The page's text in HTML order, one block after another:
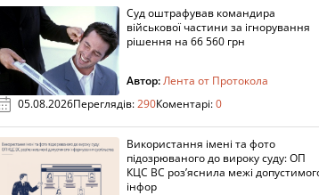
Суд оштрафував командира
військової частини за ігнорування
рішення на 66 560 грн
Автор:Лента от Протокола
05.08.2026Переглядів:290Коментарі:0
Використання імені та фото
підозрюваного до вироку суду: ОП
КЦС ВС роз’яснила межі
інфор